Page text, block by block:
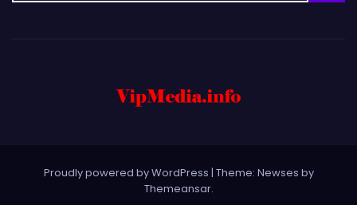
Proudly powered by WordPress | Theme: Newses by
Themeansar.